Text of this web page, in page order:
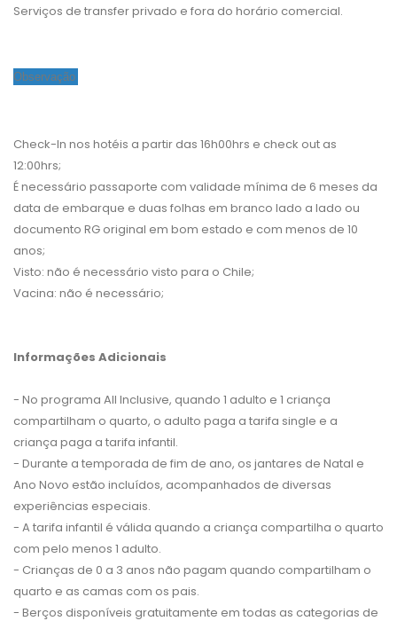
Serviços de transfer privado e fora do horário comercial.
Observação
Check-In nos hotéis a partir das 16h00hrs e check out as
12:00hrs;
É necessário passaporte com validade mínima de 6 meses da
data de embarque e duas folhas em branco lado a lado ou
documento RG original em bom estado e com menos de 10
anos;
Visto: não é necessário visto para o Chile;
Vacina: não é necessário;
Informações Adicionais
- No programa All Inclusive, quando 1 adulto e 1 criança
compartilham o quarto, o adulto paga a tarifa single e a
criança paga a tarifa infantil.
- Durante a temporada de fim de ano, os jantares de Natal e
Ano Novo estão incluídos, acompanhados de diversas
experiências especiais.
- A tarifa infantil é válida quando a criança compartilha o quarto
com pelo menos 1 adulto.
- Crianças de 0 a 3 anos não pagam quando compartilham o
quarto e as camas com os pais.
- Berços disponíveis gratuitamente em todas as categorias de